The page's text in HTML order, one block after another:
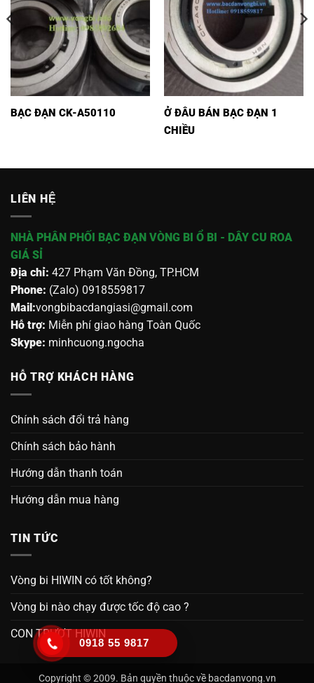
BẠC ĐẠN CK-A50110
Ở ĐÂU BÁN BẠC ĐẠN 1
CHIỀU
LIÊN HỆ
NHÀ PHÂN PHỐI BẠC ĐẠN VÒNG BI Ổ BI - DÂY CU ROA
GIÁ SỈ
Địa chỉ: 427 Phạm Văn Đồng, TP.HCM
Phone: (Zalo) 0918559817
Mail:vongbibacdangiasi@gmail.com
Hỗ trợ: Miễn phí giao hàng Toàn Quốc
Skype: minhcuong.ngocha
HỖ TRỢ KHÁCH HÀNG
Chính sách đổi trả hàng
Chính sách bảo hành
Hướng dẫn thanh toán
Hướng dẫn mua hàng
TIN TỨC
Vòng bi HIWIN có tốt không?
Vòng bi nào chạy được tốc độ cao ?
CON TRƯỢT HIWIN
Copyright © 2009. Bản quyền thuộc về bacdanvong.vn
0918 55 9817